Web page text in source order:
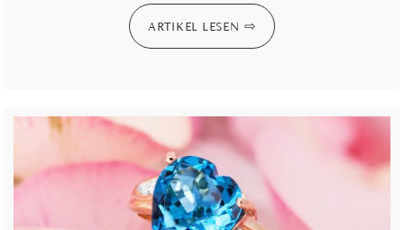
ARTIKEL LESEN